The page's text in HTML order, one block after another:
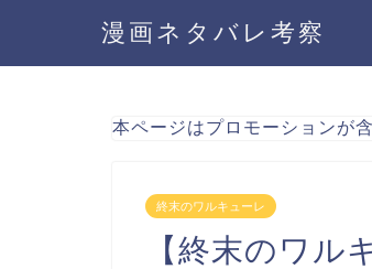
漫画ネタバレ考察
本ページはプロモーションが
終末のワルキューレ
【終末のワル